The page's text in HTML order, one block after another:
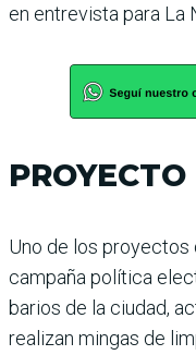
en entrevista para La
Uno de los proyectos
campaña política
barios de la ciudad,
realizan mingas de